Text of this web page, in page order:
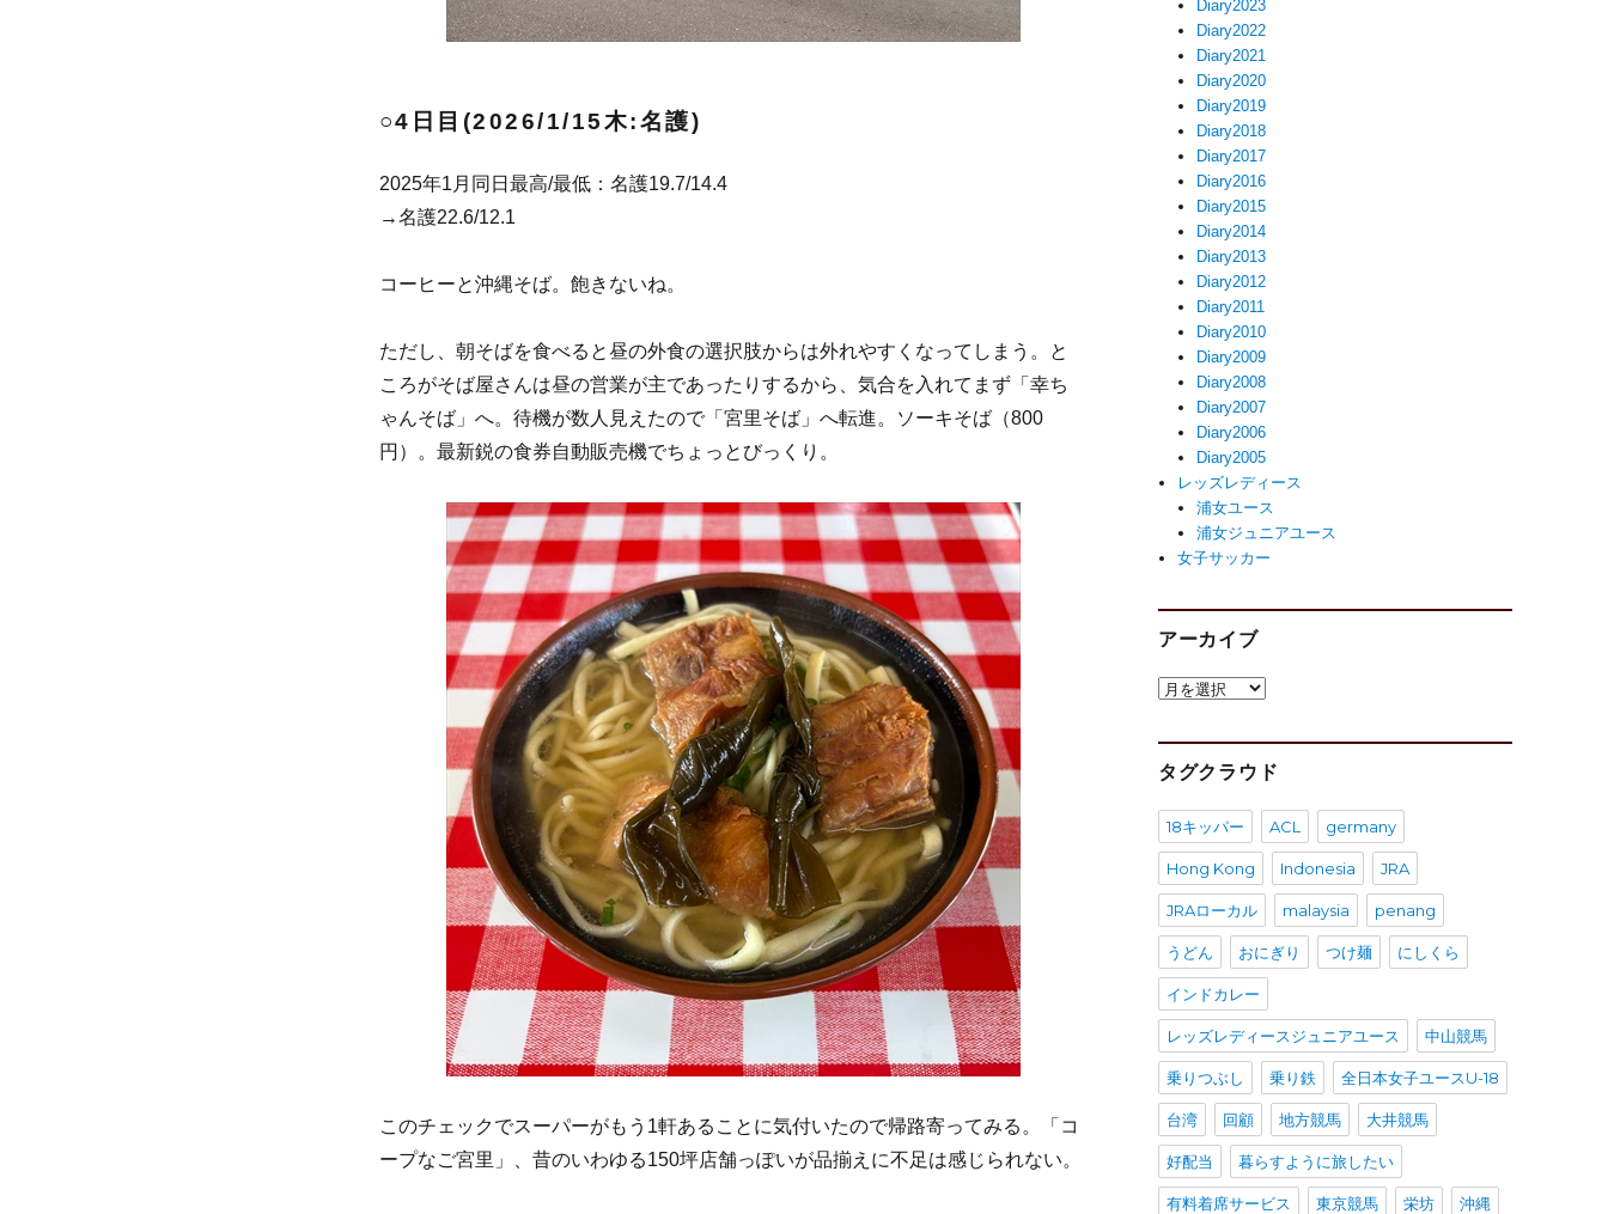
○4日目(2026/1/15木:名護)
2025年1月同日最高/最低：名護19.7/14.4
→名護22.6/12.1
コーヒーと沖縄そば。飽きないね。
ただし、朝そばを食べると昼の外食の選択肢からは外れやすくなってしまう。と
ころがそば屋さんは昼の営業が主であったりするから、気合を入れてまず「幸ち
ゃんそば」へ。待機が数人見えたので「宮里そば」へ転進。ソーキそば（800
円）。最新鋭の食券自動販売機でちょっとびっくり。
このチェックでスーパーがもう1軒あることに気付いたので帰路寄ってみる。「コ
ープなご宮里」、昔のいわゆる150坪店舗っぽいが品揃えに不足は感じられない。
Diary2023
Diary2022
Diary2021
Diary2020
Diary2019
Diary2018
Diary2017
Diary2016
Diary2015
Diary2014
Diary2013
Diary2012
Diary2011
Diary2010
Diary2009
Diary2008
Diary2007
Diary2006
Diary2005
レッズレディース
浦女ユース
浦女ジュニアユース
女子サッカー
アーカイブ
ア
カ
イ
タグクラウド
18キッパー ACL germany
Hong Kong Indonesia JRA
JRAローカル malaysia penang
うどん おにぎり つけ麺 にしくら
インドカレー
レッズレディースジュニアユース 中山競馬
乗りつぶし 乗り鉄 全日本女子ユースU-18
台湾 回顧 地方競馬 大井競馬
好配当 暮らすように旅したい
有料着席サービス 東京競馬 栄坊 沖縄